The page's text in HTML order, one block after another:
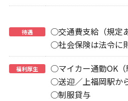
待遇
○交通費支給（規定
○社会保険は法令に
福利厚生
○マイカー通勤OK（
○送迎／上福岡駅か
○制服貸与